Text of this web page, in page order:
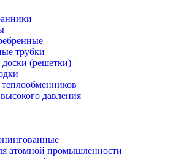
трубки
(решетки)
давления
атомной промышленности